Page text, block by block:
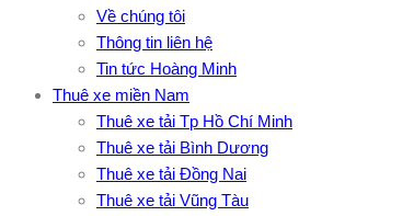
Về chúng tôi
Thông tin liên hệ
Tin tức Hoàng Minh
Thuê xe miền Nam
Thuê xe tải Tp Hồ Chí Minh
Thuê xe tải Bình Dương
Thuê xe tải Đồng Nai
Thuê xe tải Vũng Tàu